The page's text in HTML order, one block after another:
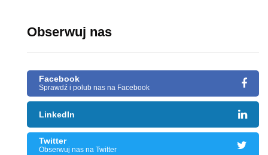
Obserwuj nas
Facebook
Sprawdź i polub nas na Facebook
LinkedIn
Twitter
Obserwuj nas na Twitter